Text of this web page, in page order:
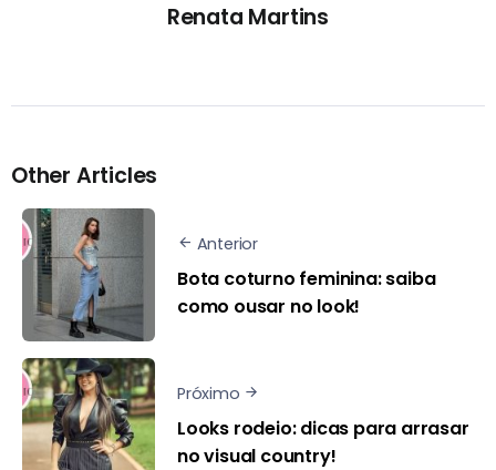
Renata Martins
Other Articles
Anterior
Bota coturno feminina: saiba
como ousar no look!
Próximo
Looks rodeio: dicas para arrasar
no visual country!